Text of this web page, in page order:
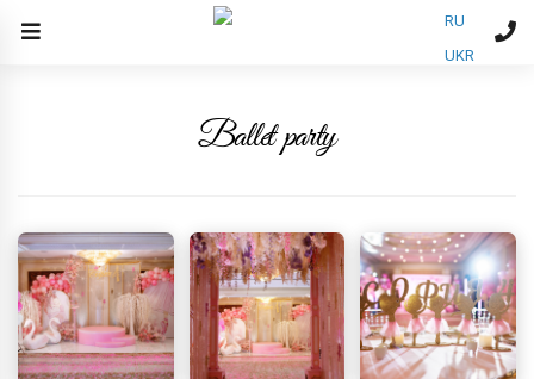
RU
UKR
Ballet party